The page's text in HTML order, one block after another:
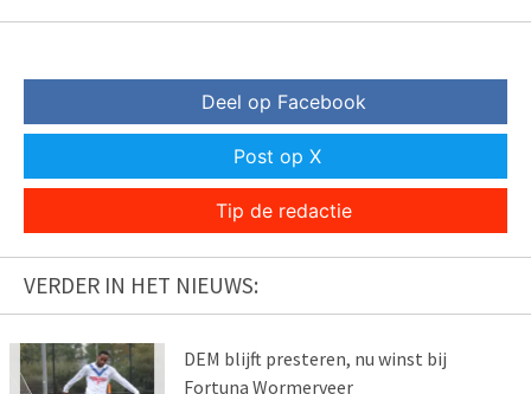
Deel op Facebook
Post op X
Tip de redactie
VERDER IN HET NIEUWS:
DEM blijft presteren, nu winst bij
Fortuna Wormerveer